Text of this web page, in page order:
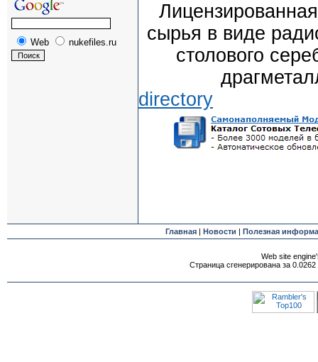
Web nukefiles.ru
сырья в виде
столового
directory
Главная| Новости | Полезная
Web site
Страница сгенерирована за